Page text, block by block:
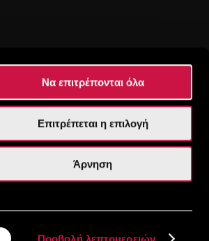
Προβολή λεπτομερειών
Να επιτρέπονται όλα
Επιτρέπεται η επιλογή
Άρνηση